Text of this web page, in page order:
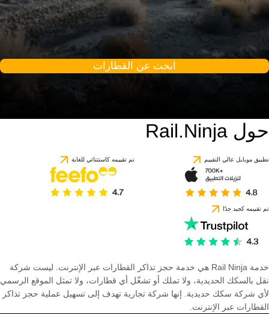
ابحث عن القطارات
حول Rail.Ninja
تطبيق موبايل عالي التقييم تم تقييمه كاستثنائي للغاية
تم تقييمه كجيد جدًا
خدمة Rail Ninja هي خدمة حجز تذاكر القطارات عبر الإنترنت. ليست شركة
نقل بالسكك الحديدية، ولا تملك أو تشغّل أي قطارات، ولا تمثل الموقع الرسمي
لأي شركة سكك حديدية. إنها شركة تجارية تهدف إلى تسهيل عملية حجز تذاكر
القطارات عبر الإنترنت.